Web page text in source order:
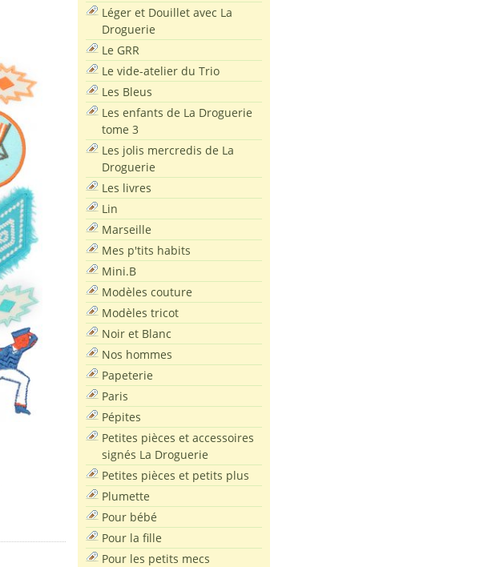
Léger et Douillet avec La
Droguerie
Le GRR
Le vide-atelier du Trio
Les Bleus
Les enfants de La Droguerie
tome 3
Les jolis mercredis de La
Droguerie
Les livres
Lin
Marseille
Mes p'tits habits
Mini.B
Modèles couture
Modèles tricot
Noir et Blanc
Nos hommes
Papeterie
Paris
Pépites
Petites pièces et accessoires
signés La Droguerie
Petites pièces et petits plus
Plumette
Pour bébé
Pour la fille
Pour les petits mecs